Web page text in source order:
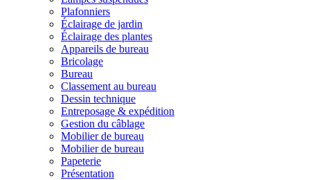
Plafonniers
Éclairage de jardin
Éclairage des plantes
Appareils de bureau
Bricolage
Bureau
Classement au bureau
Dessin technique
Entreposage & expédition
Gestion du câblage
Mobilier de bureau
Mobilier de bureau
Papeterie
Présentation